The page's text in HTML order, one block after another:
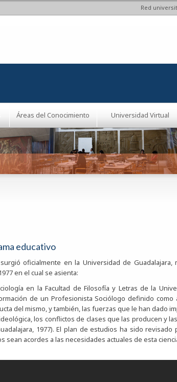
Red
Áreas del Conocimiento Universidad Virtual
educativo
oficialmente en la Universidad de
en el cual se asienta:
en la Facultad de Filosofía y Letras de la
de un Profesionista Sociólogo definido
del mismo, y también, las fuerzas que le han dado
los conflictos de clases que las producen y
1977). El plan de estudios ha sido
sean acordes a las necesidades actuales de esta